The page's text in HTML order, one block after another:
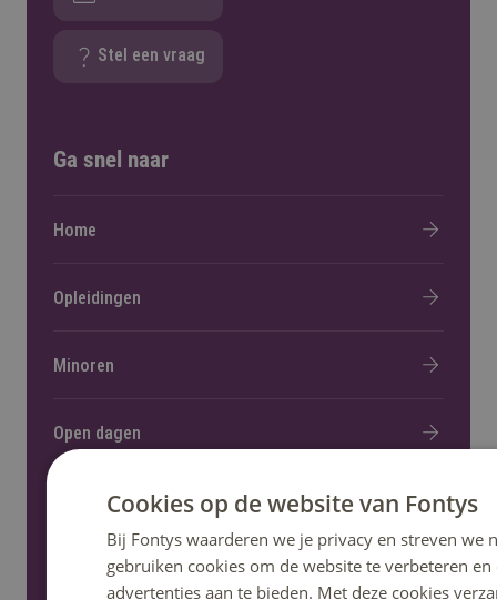
Stel een vraag
Ga snel naar
Home
Opleidingen
Minoren
Open dagen
Fontys helpt
Informatie voor nieuwe studenten
Cookies op de website van Fontys
Bij Fontys waarderen we je privacy en streven we
gebruiken cookies om de website te verbeteren
advertenties aan te bieden. Met deze cookies